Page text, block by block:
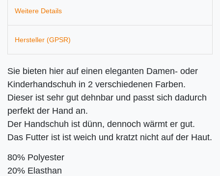
Weitere Details
Hersteller (GPSR)
Sie bieten hier auf einen eleganten Damen- oder
Kinderhandschuh in 2 verschiedenen Farben.
Dieser ist sehr gut dehnbar und passt sich dadurch
perfekt der Hand an.
Der Handschuh ist dünn, dennoch wärmt er gut.
Das Futter ist ist weich und kratzt nicht auf der Haut.
80% Polyester
20% Elasthan